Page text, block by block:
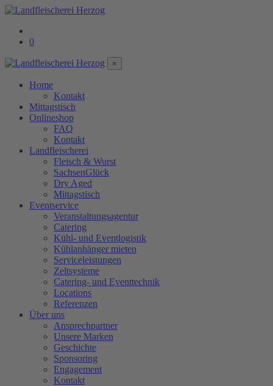
0
×
Home
Kontakt
Mittagstisch
Onlineshop
FAQ
Kontakt
Landfleischerei
Fleisch & Wurst
SachsenGlück
Dry Aged
Mittagstisch
Eventservice
Veranstaltungsagentur
Catering
Kühl- und Eventlogistik
Kühlanhänger mieten
Serviceleistungen
Zeltsysteme
Catering- und Eventtechnik
Locations
Referenzen
Über uns
Ansprechpartner
Unsere Marken
Geschichte
Sponsoring
Engagement
Kontakt